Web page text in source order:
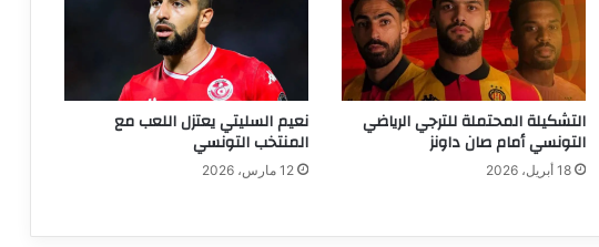
التشكيلة المحتملة للترجي الرياضي
التونسي أمام صان داونز
18 أبريل، 2026
نعيم السليتي يعتزل اللعب مع
المنتخب التونسي
12 مارس، 2026